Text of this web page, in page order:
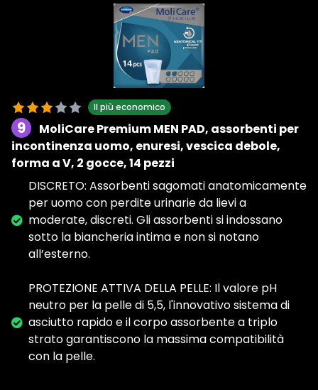
Il più economico
9
MoliCare Premium MEN PAD, assorbenti per
incontinenza uomo, enuresi, vescica debole,
forma a V, 2 gocce, 14 pezzi
DISCRETO: Assorbenti sagomati anatomicamente
per uomo con perdite urinarie da lievi a
moderate, discreti. Gli assorbenti si indossano
sotto la biancheria intima e non si notano
all’esterno.
PROTEZIONE ATTIVA DELLA PELLE: Il valore pH
neutro per la pelle di 5,5, l'innovativo sistema di
asciutto rapido e il corpo assorbente a triplo
strato garantiscono la massima compatibilità
con la pelle.